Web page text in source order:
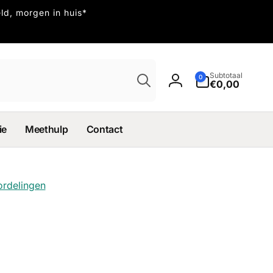
morgen in huis*
Inloggen
0
artikelen
Subtotaal
€0,00
Meethulp Contact